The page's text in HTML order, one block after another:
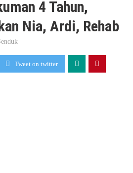
4 Tahun,
Nia, Ardi, Rehab
Tweet on twitter